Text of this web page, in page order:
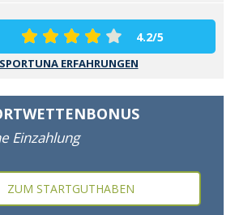
4.2/5
SPORTUNA ERFAHRUNGEN
Einzahlung
ZUM STARTGUTHABEN